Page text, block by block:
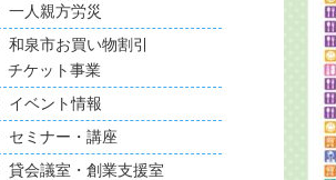
一人親方労災
和泉市お買い物割引
チケット事業
イベント情報
セミナー・講座
貸会議室・創業支援室